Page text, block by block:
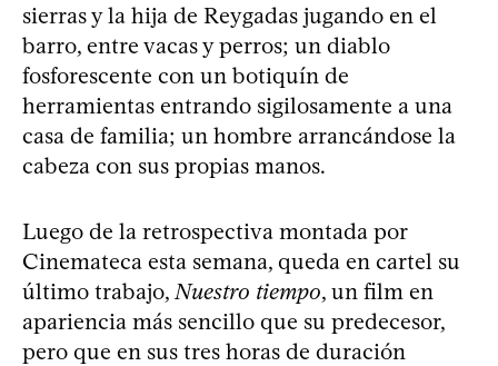
sierras y la hija de Reygadas jugando en el
barro, entre vacas y perros; un diablo
fosforescente con un botiquín de
herramientas entrando sigilosamente a una
casa de familia; un hombre arrancándose la
cabeza con sus propias manos.
Luego de la retrospectiva montada por
Cinemateca esta semana, queda en cartel su
último trabajo, Nuestro tiempo, un film en
apariencia más sencillo que su predecesor,
pero que en sus tres horas de duración